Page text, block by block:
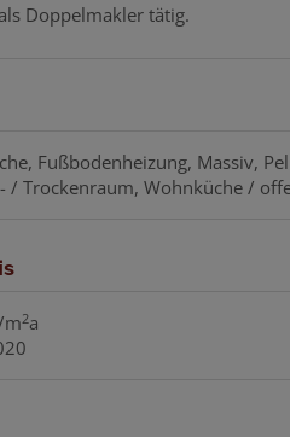
Doppelmakler tätig.
Fußbodenheizung Massiv
/ Trockenraum Wohnküche /
m2a